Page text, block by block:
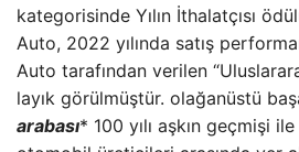
kategorisinde Yılın İthalatçısı
Auto, 2022 yılında satış
Auto tarafından verilen
layık görülmüştür. olağanüstü
arabası* 100 yılı aşkın geçmişi